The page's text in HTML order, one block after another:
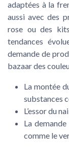
adaptées à la
aussi avec des
rose ou des
tendances
demande de
bazaar des
La montée
substances
L’essor du
La
comme le